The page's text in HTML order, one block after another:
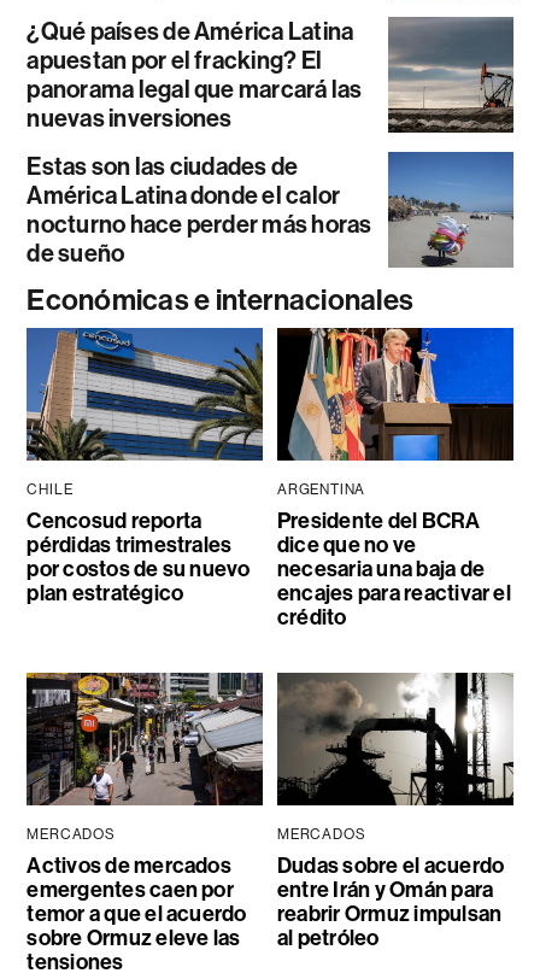
¿Qué países de América Latina
apuestan por el fracking? El
panorama legal que marcará las
nuevas inversiones
Estas son las ciudades de
América Latina donde el calor
nocturno hace perder más horas
de sueño
Económicas e internacionales
CHILE
Cencosud reporta
pérdidas trimestrales
por costos de su nuevo
plan estratégico
ARGENTINA
Presidente del BCRA
dice que no ve
necesaria una baja de
encajes para reactivar el
crédito
MERCADOS
Activos de mercados
emergentes caen por
temor a que el acuerdo
sobre Ormuz eleve las
tensiones
MERCADOS
Dudas sobre el acuerdo
entre Irán y Omán para
reabrir Ormuz impulsan
al petróleo